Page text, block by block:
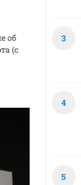
об
(с
3
4
5